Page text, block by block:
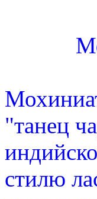
"танец
стилю